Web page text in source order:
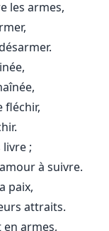
les armes,
fléchir,
livre ;
à suivre.
paix,
attraits.
en armes,